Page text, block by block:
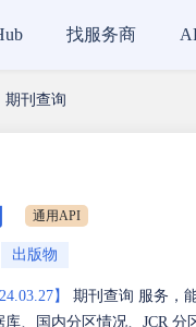
期刊查询
通用API
出版物
】
期刊查询 服务，
库、国内分区情况、JCR
找服务商